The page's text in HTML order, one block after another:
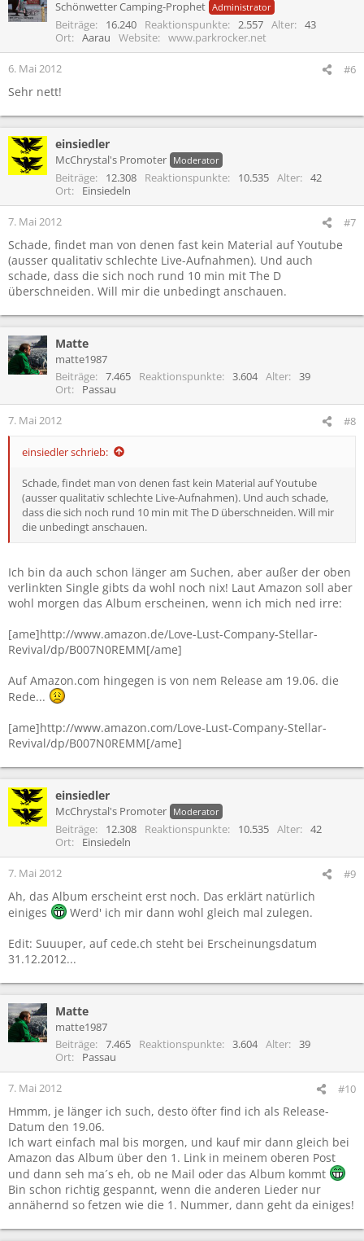
Schönwetter Camping-Prophet Administrator
Beiträge 16.240 Reaktionspunkte 2.557 Alter
43
Ort
Aarau Website www.parkrocker.net
6. Mai 2012 #6
Sehr nett!
einsiedler
McChrystal's Promoter Moderator
Beiträge 12.308 Reaktionspunkte 10.535 Alter
42
Ort
Einsiedeln
7. Mai 2012 #7
Schade, findet man von denen fast kein Material auf Youtube
(ausser qualitativ schlechte Live-Aufnahmen). Und auch
schade, dass die sich noch rund 10 min mit The D
überschneiden. Will mir die unbedingt anschauen.
Matte
matte1987
Beiträge
7.465 Reaktionspunkte 3.604 Alter
39
Ort
Passau
7. Mai 2012 #8
einsiedler schrieb:
Schade, findet man von denen fast kein Material auf Youtube
(ausser qualitativ schlechte Live-Aufnahmen). Und auch schade,
dass die sich noch rund 10 min mit The D überschneiden. Will mir
die unbedingt anschauen.
Ich bin da auch schon länger am Suchen, aber außer der oben
verlinkten Single gibts da wohl noch nix! Laut Amazon soll aber
wohl morgen das Album erscheinen, wenn ich mich ned irre:
[ame]http://www.amazon.de/Love-Lust-Company-Stellar-
Revival/dp/B007N0REMM[/ame]
Auf Amazon.com hingegen is von nem Release am 19.06. die
Rede...
[ame]http://www.amazon.com/Love-Lust-Company-Stellar-
Revival/dp/B007N0REMM[/ame]
einsiedler
McChrystal's Promoter Moderator
Beiträge 12.308 Reaktionspunkte 10.535 Alter
42
Ort
Einsiedeln
7. Mai 2012 #9
Ah, das Album erscheint erst noch. Das erklärt natürlich
einiges
Werd' ich mir dann wohl gleich mal zulegen.
Edit: Suuuper, auf cede.ch steht bei Erscheinungsdatum
31.12.2012...
Matte
matte1987
Beiträge
7.465 Reaktionspunkte 3.604 Alter
39
Ort
Passau
7. Mai 2012 #10
Hmmm, je länger ich such, desto öfter find ich als Release-
Datum den 19.06.
Ich wart einfach mal bis morgen, und kauf mir dann gleich bei
Amazon das Album über den 1. Link in meinem oberen Post
und dann seh ma´s eh, ob ne Mail oder das Album kommt
Bin schon richtig gespannt, wenn die anderen Lieder nur
annähernd so fetzen wie die 1. Nummer, dann geht da einiges!